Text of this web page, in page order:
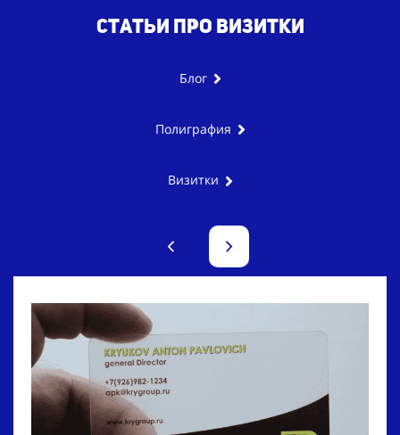
Статьи про визитки
Блог
Полиграфия
Визитки